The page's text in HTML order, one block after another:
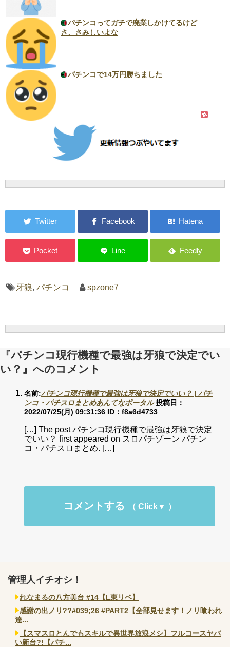
パチンコってガチで廃業しかけてるけど
さ、さみしいよな
パチンコで14万円勝ちました
牙狼, パチンコ spzone7
『パチンコ現行機種で最強は牙狼で決定でい
い？』へのコメント
名前:パチンコ現行機種で最強は牙狼で決定でいい？ | パチ
ンコ・パチスロまとめあんてなポータル 投稿日：
2022/07/25(月) 09:31:36 ID：f8a6d4733
[…] The post パチンコ現行機種で最強は牙狼で決定
でいい？ first appeared on スロパチゾーン パチン
コ・パチスロまとめ. […]
コメントする
管理人イチオシ！
れなまるの八方美台 #14【L東リベ】
感謝の出ノリ??#039;26 #PART2【全部見せます！ノリ喰われ
達...
【スマスロとんでもスキルで異世界放浪メシ】フルコースヤバ
い新台?!【パチ...